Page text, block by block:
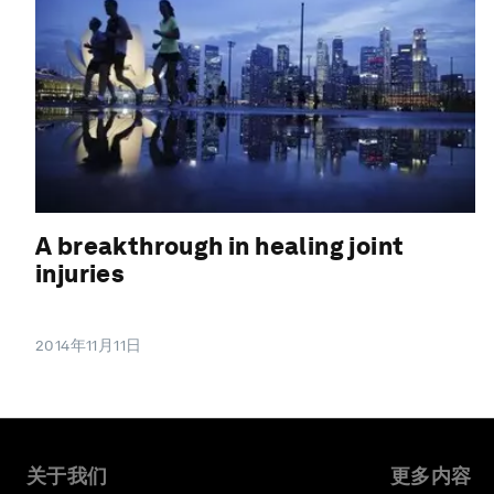
A breakthrough in healing joint
injuries
2014年11月11日
关于我们 更多内容